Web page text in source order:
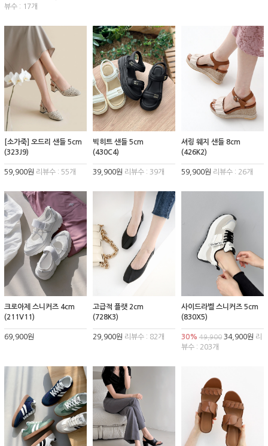
뷰수 : 17개
[소가죽] 오드리 샌들 5cm
(323J9)
59,900원 리뷰수 : 55개
빅히트 샌들 5cm
(430C4)
39,900원 리뷰수 : 39개
셔링 웨지 샌들 8cm
(426K2)
59,900원 리뷰수 : 26개
크로아제 스니커즈 4cm
(211V11)
69,900원
고급적 플랫 2cm
(728K3)
29,900원 리뷰수 : 82개
사이드라벨 스니커즈 5cm
(830X5)
30% 49,90034,900원 리
뷰수 : 203개